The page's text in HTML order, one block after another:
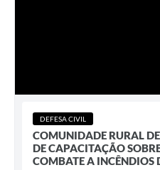
DEFESA CIVIL
COMUNIDADE RURAL
DE CAPACITAÇÃO
COMBATE A INCÊNDIOS